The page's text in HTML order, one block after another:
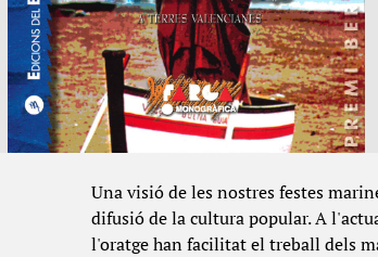
Una visió de les nostres festes
difusió de la cultura popular. A
l'oratge han facilitat el treball dels